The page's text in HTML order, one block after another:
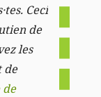
Ceci
de
les
de